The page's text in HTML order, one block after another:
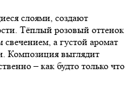
слоями, создают
Тёплый розовый оттенок
а густой аромат
Композиция выглядит
– как будто только что